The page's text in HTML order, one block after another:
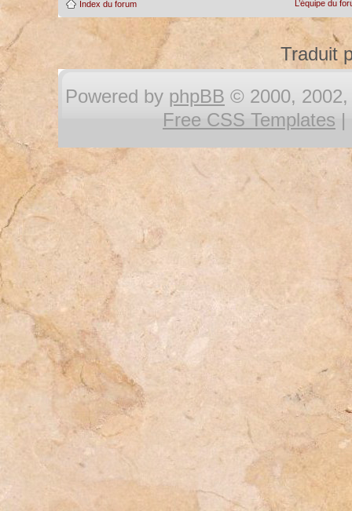
Index du forum L’équipe du
Traduit
Powered by phpBB © 2000, 2002,
Free CSS Templates |